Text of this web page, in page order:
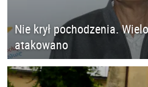
Nie krył pochodzenia.
atakowano